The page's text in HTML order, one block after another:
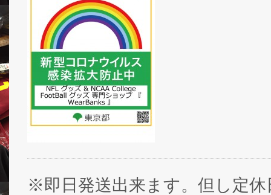
※即日発送出来ます。但し定休